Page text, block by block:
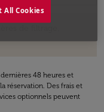
filtrage. Veuillez ajuster
48 heures et
réservation. Des frais et
optionnels peuvent
All Cookies